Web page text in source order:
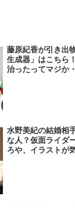
藤原紀香が引き出
生成器」はこちら
治ったってマジか
水野美紀の結婚相
な人？仮面ライダ
ろや、イラストが